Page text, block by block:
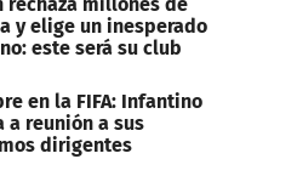
y elige un inesperado
este será su club
en la FIFA: Infantino
a reunión a sus
dirigentes